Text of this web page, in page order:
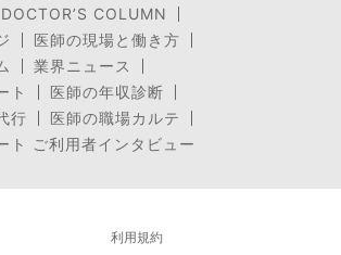
DOCTOR’S COLUMN
医師の現場と働き方
業界ニュース
ト
医師の年収診断
行
医師の職場カルテ
ト ご利用者インタビュー
利用規約